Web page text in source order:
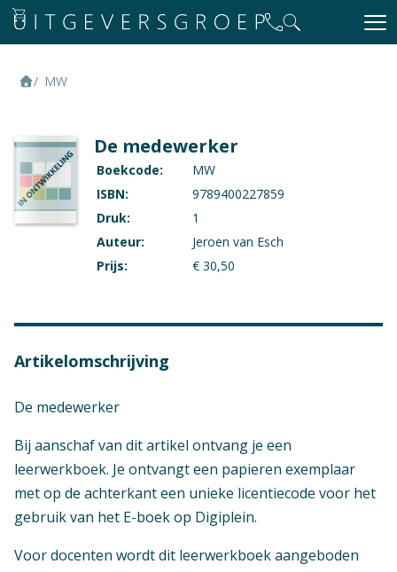
MW
De medewerker
Boekcode:
MW
ISBN:
9789400227859
Druk:
1
Auteur:
Jeroen van Esch
Prijs:
€ 30,50
Artikelomschrijving
De medewerker
Bij aanschaf van dit artikel ontvang je een
leerwerkboek. Je ontvangt een papieren exemplaar
met op de achterkant een unieke licentiecode voor het
gebruik van het E-boek op Digiplein.
Voor docenten wordt dit leerwerkboek aangeboden